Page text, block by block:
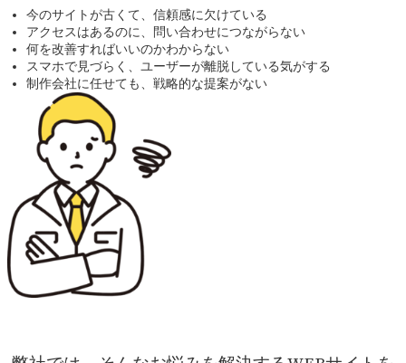
今のサイトが古くて、信頼感に欠けている
アクセスはあるのに、問い合わせにつながらない
何を改善すればいいのかわからない
スマホで見づらく、ユーザーが離脱している気がする
制作会社に任せても、戦略的な提案がない